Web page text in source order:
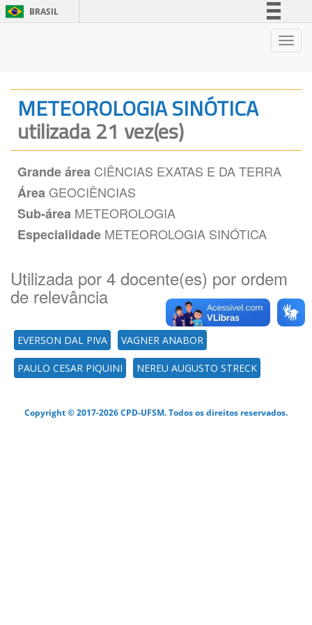
BRASIL
Acesso à informação
Legislação
METEOROLOGIA SINÓTICA
utilizada 21 vez(es)
Grande área CIÊNCIAS EXATAS E DA TERRA
ÁreaGEOCIÊNCIAS
Sub-área METEOROLOGIA
Especialidade METEOROLOGIA SINÓTICA
Utilizada por 4 docente(es) por ordem
de relevância
EVERSON DAL PIVA VAGNER ANABOR
PAULO CESAR PIQUINI NEREU AUGUSTO STRECK
Copyright © 2017-2026 CPD-UFSM. Todos os direitos reservados.